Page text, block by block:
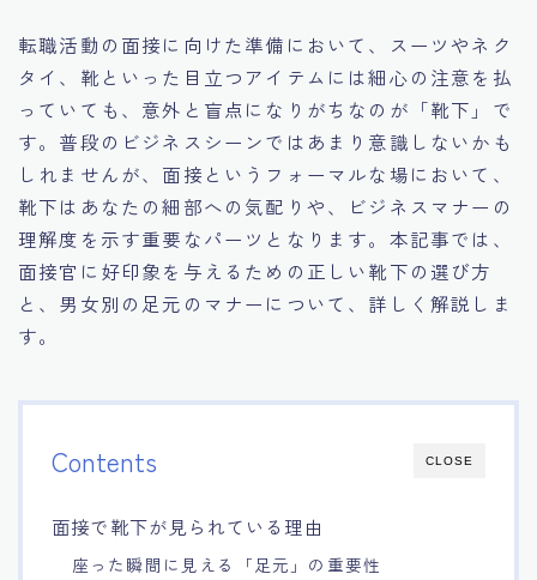
14.キャリアアップのための面接戦略
15.職場適応力をアピールする方法
16.エージェントと良好な関係を築く方法
17.面接でブランクを効果的に伝える方法
18.転職後の職場に適応するためのヒント
転職活動の面接に向けた準備において、スーツやネク
タイ、靴といった目立つアイテムには細心の注意を払
っていても、意外と盲点になりがちなのが「靴下」で
す。普段のビジネスシーンではあまり意識しないかも
しれませんが、面接というフォーマルな場において、
靴下はあなたの細部への気配りや、ビジネスマナーの
理解度を示す重要なパーツとなります。本記事では、
面接官に好印象を与えるための正しい靴下の選び方
と、男女別の足元のマナーについて、詳しく解説しま
す。
CLOSE
Contents
面接で靴下が見られている理由
座った瞬間に見える「足元」の重要性